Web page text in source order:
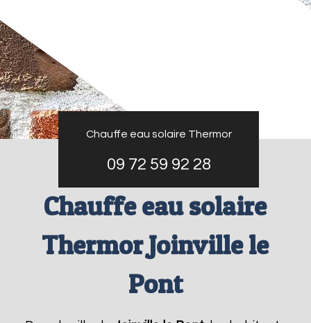
Chauffe eau solaire Thermor
09 72 59 92 28
Chauffe eau solaire
Thermor Joinville le
Pont